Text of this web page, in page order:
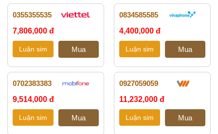
0355355535
7,806,000 đ
0834585585
4,400,000 đ
0702383383
9,514,000 đ
0927059059
11,232,000 đ